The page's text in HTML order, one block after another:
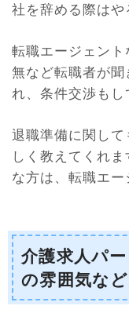
社を辞める際はや
転職エージェン
無など転職者が聞
れ、条件交渉もし
退職準備に関し
しく教えてくれ
な方は、転職エー
介護求人パ
の雰囲気な